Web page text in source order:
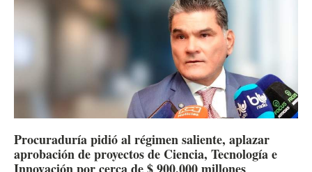
Procuraduría pidió al régimen saliente, aplazar
aprobación de proyectos de Ciencia, Tecnología e